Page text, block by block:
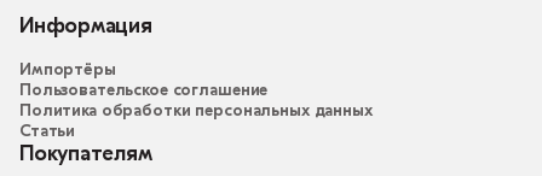
Информация
Импортёры
Пользовательское соглашение
Политика обработки персональных данных
Статьи
Покупателям